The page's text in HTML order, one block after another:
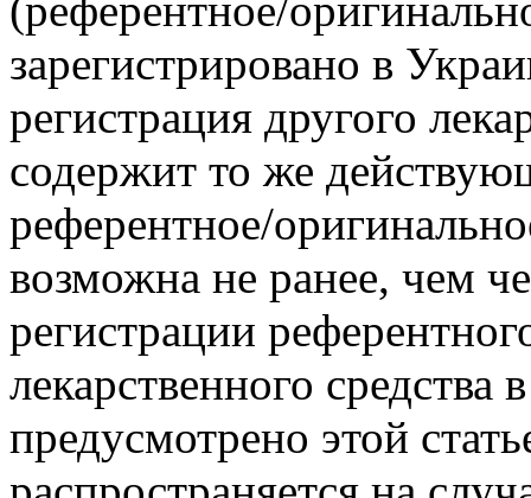
зарегистрировано в
регистрация другого
содержит то же
референтное/
возможна не ранее, чем
регистрации
лекарственного
предусмотрено этой